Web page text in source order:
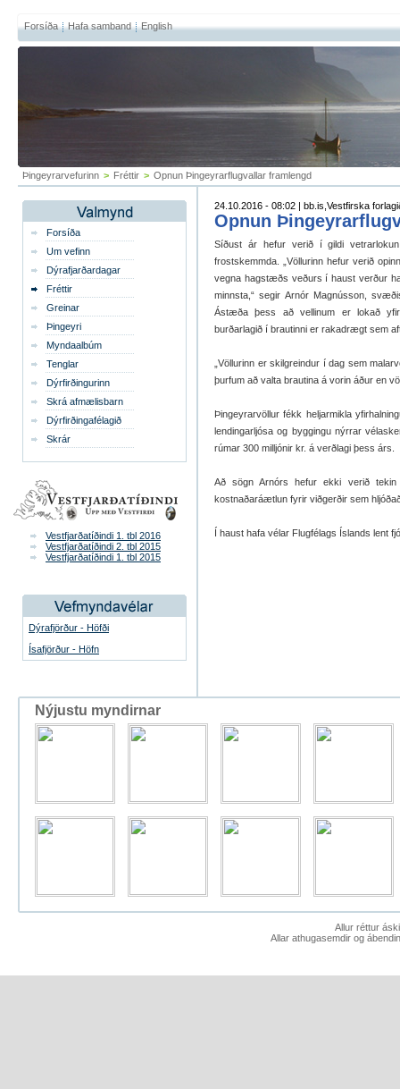
Forsíða Hafa samband English
Þingeyrarvefurinn > Fréttir > Opnun Þingeyrarflugvallar framlengd
Forsíða
Um vefinn
Dýrafjarðardagar
Fréttir
Greinar
Þingeyri
Myndaalbúm
Tenglar
Dýrfirðingurinn
Skrá afmælisbarn
Dýrfirðingafélagið
Skrár
Vestfjarðatíðindi 1. tbl 2016
Vestfjarðatíðindi 2. tbl 2015
Vestfjarðatíðindi 1. tbl 2015
Dýrafjörður - Höfði
Ísafjörður - Höfn
24.10.2016 - 08:02 | bb.is,Vestfirska
Opnun
Síðust ár hefur verið í gildi
frostskemmda. „Völlurinn hefur verið
vegna hagstæðs veðurs í haust verður
minnsta,“ segir Arnór Magnússon,
Ástæða þess að vellinum er lokað
burðarlagið í brautinni er rakadrægt sem
„Völlurinn er skilgreindur í dag sem
þurfum að valta brautina á vorin áður en
Þingeyrarvöllur fékk heljarmikla
lendingarljósa og byggingu nýrrar
rúmar 300 milljónir kr. á verðlagi þess árs.
Að sögn Arnórs hefur ekki verið
kostnaðaráætlun fyrir viðgerðir sem
Í haust hafa vélar Flugfélags Íslands lent
Nýjustu myndirnar
Allur réttur
Allar athugasemdir og